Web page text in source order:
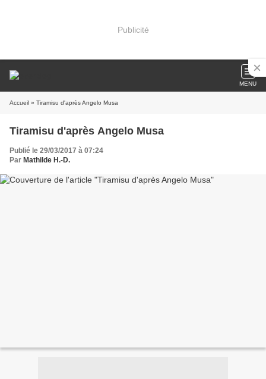
Publicité
MENU
Accueil » Tiramisu d'après Angelo Musa
Tiramisu d'après Angelo Musa
Publié le 29/03/2017 à 07:24
Par Mathilde H.-D.